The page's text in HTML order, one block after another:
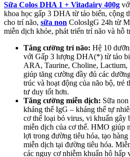
Sữa Colos DHA 1 + Vitadairy 400g
khoa học gấp 3 DHA từ tảo biển, cộng
cho trí não, sữa non ColosIgG 24h từ
miễn dịch khỏe, phát triển trí não và hỗ
Tăng cường trí não: Hệ 10
với Gấp 3 lượng DHA(*) từ tảo
ARA, Taurine, Choline,
giúp tăng cường đầy đủ các
trúc và hoạt động của não bộ, trẻ
tư duy tốt hơn.
Tăng cường miễn dịch: Sữa
kháng thể IgG – kháng thể tự
cơ thể loại bỏ virus, vi khuẩn gây
miễn dịch của cơ thể. HMO giúp
lợi trong đường tiêu hóa, tạo
miễn dịch tại đường tiêu hóa.
các nguy cơ nhiễm khuẩn hô hấp